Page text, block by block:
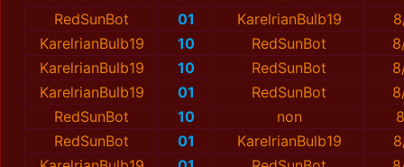
RedSunBot
01 KarelrianBulb19
KarelrianBulb19
10 RedSunBot
KarelrianBulb19
10 RedSunBot
KarelrianBulb19
01 RedSunBot
RedSunBot
10 non
RedSunBot
01 KarelrianBulb19